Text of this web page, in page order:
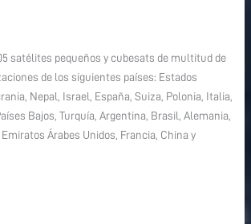
satélites pequeños y cubesats de multitud de
de los siguientes países: Estados
Nepal, Israel, España, Suiza, Polonia, Italia,
Bajos, Turquía, Argentina, Brasil, Alemania,
Árabes Unidos, Francia, China y